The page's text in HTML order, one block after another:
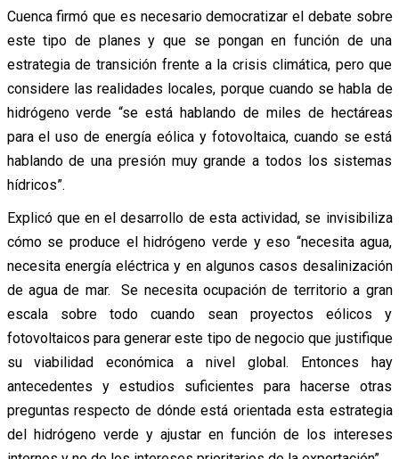
Cuenca firmó que es necesario democratizar el debate sobre
este tipo de planes y que se pongan en función de una
estrategia de transición frente a la crisis climática, pero que
considere las realidades locales, porque cuando se habla de
hidrógeno verde “se está hablando de miles de hectáreas
para el uso de energía eólica y fotovoltaica, cuando se está
hablando de una presión muy grande a todos los sistemas
hídricos”.
Explicó que en el desarrollo de esta actividad, se invisibiliza
cómo se produce el hidrógeno verde y eso “necesita agua,
necesita energía eléctrica y en algunos casos desalinización
de agua de mar. Se necesita ocupación de territorio a gran
escala sobre todo cuando sean proyectos eólicos y
fotovoltaicos para generar este tipo de negocio que justifique
su viabilidad económica a nivel global. Entonces hay
antecedentes y estudios suficientes para hacerse otras
preguntas respecto de dónde está orientada esta estrategia
del hidrógeno verde y ajustar en función de los intereses